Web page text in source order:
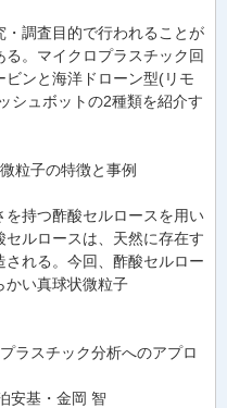
調査目的で行われることが
。マイクロプラスチック回
ンと海洋ドローン型(リモ
シュボットの2種類を紹介す
粒子の特徴と事例
持つ酢酸セルロースを用い
ルロースは、天然に存在す
れる。今回、酢酸セルロー
かい真球状微粒子
ラスチック分析へのアプロ
安基・金岡 智